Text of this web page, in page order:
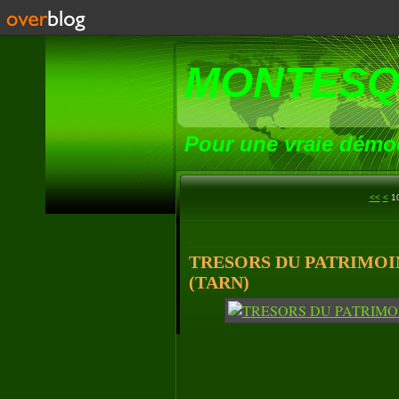
Pour une vraie
<< <
TRESORS DU
(TARN)